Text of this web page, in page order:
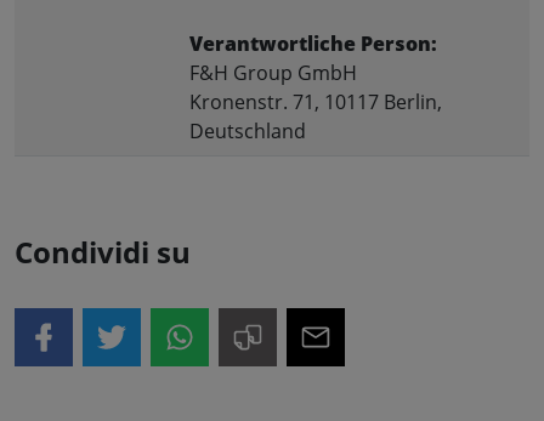
Verantwortliche Person:
F&H Group GmbH
Kronenstr. 71, 10117 Berlin,
Deutschland
Condividi su